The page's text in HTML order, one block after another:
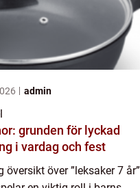
admin
grunden för lyckad
i vardag och fest
översikt över ”leksaker 7 år”